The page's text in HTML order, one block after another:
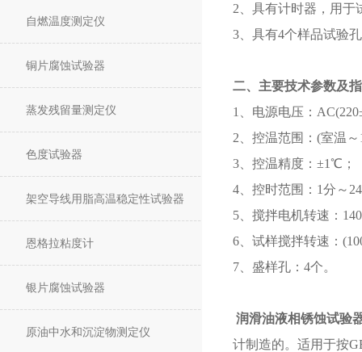
自燃温度测定仪
铜片腐蚀试验器
蒸发残留量测定仪
色度试验器
架空导线用脂高温稳定性试验器
恩格拉粘度计
银片腐蚀试验器
原油中水和沉淀物测定仪
2、具有计时器，用于
3、具有4个样品试验
二、主要技术参数及
1、电源电压：
2、控温范围：(室温
3、控温精度：±1℃；
4、控时范围：1分～
5、搅拌电机转速：
6、试样搅拌转速：
7、盛样孔：4个。
润滑油液相锈蚀试验
计制造的。适用于按